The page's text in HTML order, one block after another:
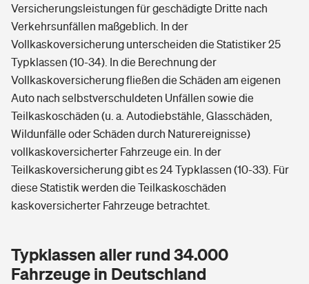
Versicherungsleistungen für geschädigte Dritte nach
Verkehrsunfällen maßgeblich. In der
Vollkaskoversicherung unterscheiden die Statistiker 25
Typklassen (10-34). In die Berechnung der
Vollkaskoversicherung fließen die Schäden am eigenen
Auto nach selbstverschuldeten Unfällen sowie die
Teilkaskoschäden (u. a. Autodiebstähle, Glasschäden,
Wildunfälle oder Schäden durch Naturereignisse)
vollkaskoversicherter Fahrzeuge ein. In der
Teilkaskoversicherung gibt es 24 Typklassen (10-33). Für
diese Statistik werden die Teilkaskoschäden
kaskoversicherter Fahrzeuge betrachtet.
Typklassen aller rund 34.000
Fahrzeuge in Deutschland